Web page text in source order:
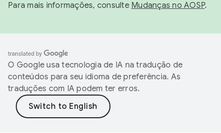
Para mais informações, consulte Mudanças no AOSP.
O Google usa tecnologia de IA na tradução de
conteúdos para seu idioma de preferência. As
traduções com IA podem ter erros.